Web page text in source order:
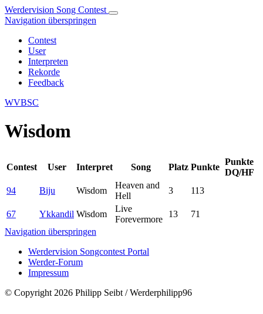
Werdervision Song Contest
Navigation überspringen
Contest
User
Interpreten
Rekorde
Feedback
WVBSC
Wisdom
Contest User Interpret Song Platz Punkte
Punkte
DQ/HF
94
Biju Wisdom
Heaven and
Hell
3 113
67 Ykkandil Wisdom
Live
Forevermore
13
71
Navigation überspringen
Werdervision Songcontest Portal
Werder-Forum
Impressum
© Copyright 2026 Philipp Seibt / Werderphilipp96